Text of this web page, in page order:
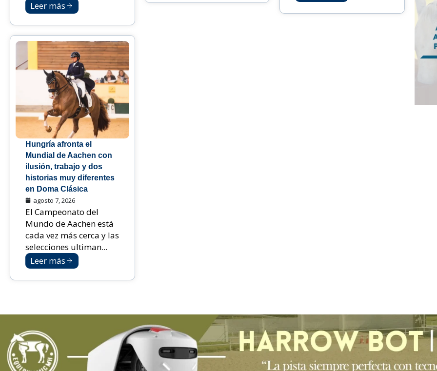
Leer más
Hungría afronta el
Mundial de Aachen con
ilusión, trabajo y dos
historias muy diferentes
en Doma Clásica
agosto 7, 2026
El Campeonato del
Mundo de Aachen está
cada vez más cerca y las
selecciones ultiman...
Leer más